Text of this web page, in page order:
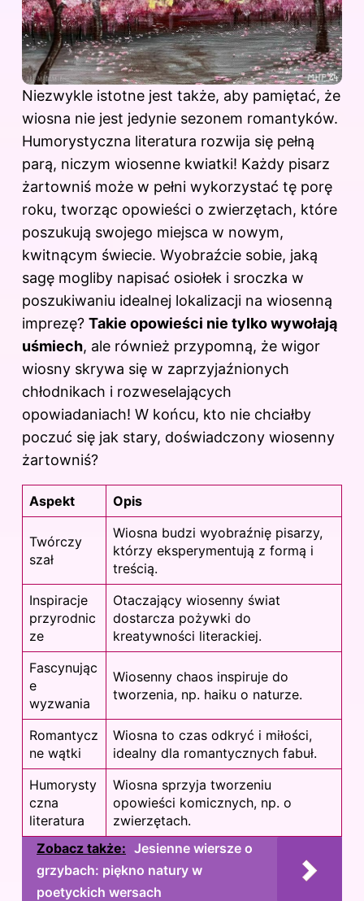
Niezwykle istotne jest także, aby pamiętać, że
wiosna nie jest jedynie sezonem romantyków.
Humorystyczna literatura rozwija się pełną
parą, niczym wiosenne kwiatki! Każdy pisarz
żartowniś może w pełni wykorzystać tę porę
roku, tworząc opowieści o zwierzętach, które
poszukują swojego miejsca w nowym,
kwitnącym świecie. Wyobraźcie sobie, jaką
sagę mogliby napisać osiołek i sroczka w
poszukiwaniu idealnej lokalizacji na wiosenną
imprezę? Takie opowieści nie tylko wywołają
uśmiech, ale również przypomną, że wigor
wiosny skrywa się w zaprzyjaźnionych
chłodnikach i rozweselających
opowiadaniach! W końcu, kto nie chciałby
poczuć się jak stary, doświadczony wiosenny
żartowniś?
Aspekt Opis
Twórczy
szał
Wiosna budzi wyobraźnię pisarzy,
którzy eksperymentują z formą i
treścią.
Inspiracje
przyrodnic
ze
Otaczający wiosenny świat
dostarcza pożywki do
kreatywności literackiej.
Fascynując
e
wyzwania
Wiosenny chaos inspiruje do
tworzenia, np. haiku o naturze.
Romantycz
ne wątki
Wiosna to czas odkryć i miłości,
idealny dla romantycznych fabuł.
Humorysty
czna
literatura
Wiosna sprzyja tworzeniu
opowieści komicznych, np. o
zwierzętach.
Zobacz także: Jesienne wiersze o
grzybach: piękno natury w
poetyckich wersach